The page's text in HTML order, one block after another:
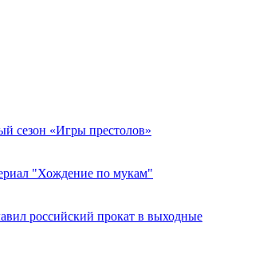
сезон «Игры престолов»
"Хождение по мукам"
российский прокат в выходные